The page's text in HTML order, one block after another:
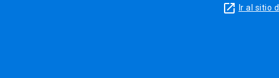
launch Ir al sitio